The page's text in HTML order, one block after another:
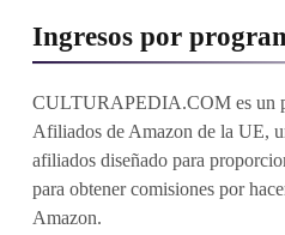
Ingresos por
CULTURAPEDIA.COM es un
Afiliados de Amazon de la UE,
afiliados diseñado para
para obtener comisiones por
Amazon.